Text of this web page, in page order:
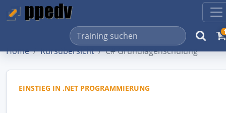
Home Kursübersicht C# Grundlagenschulung
EINSTIEG IN .NET PROGRAMMIERUNG